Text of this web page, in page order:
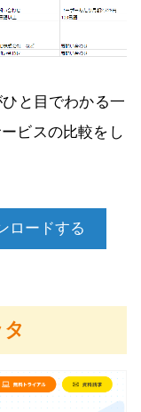
と目でわかる一
ビスの比較をし
ロードする